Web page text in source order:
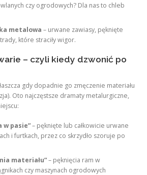
czy ogrodowych? Dla nas to chleb
metalowa – urwane zawiasy, pęknięte
które straciły wigor.
– czyli kiedy dzwonić po
gdy dopadnie go zmęczenie materiału
Oto najczęstsze dramaty metalurgiczne,
w pasie”– pęknięte lub całkowicie urwane
i furtkach, przez co skrzydło szoruje po
materiału”– pęknięcia ram w
czy maszynach ogrodowych